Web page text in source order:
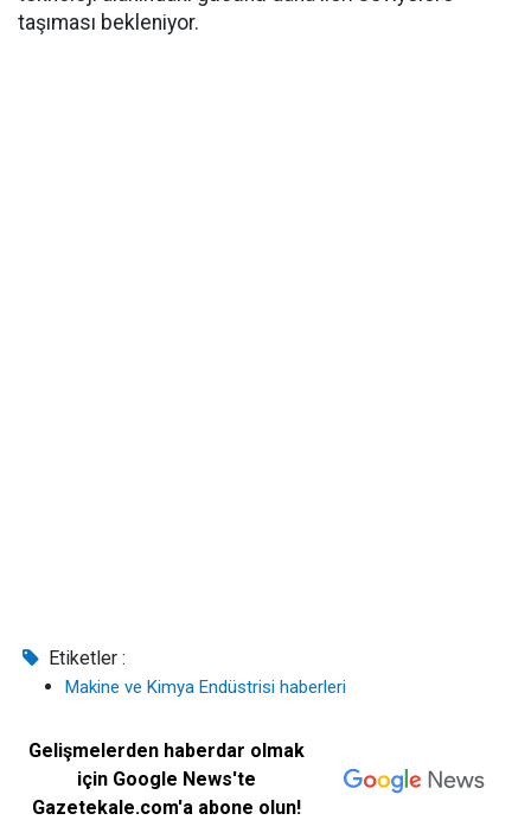
taşıması bekleniyor.
Etiketler :
Makine ve Kimya Endüstrisi haberleri
Gelişmelerden haberdar olmak
için Google News'te
Gazetekale.com'a abone olun!